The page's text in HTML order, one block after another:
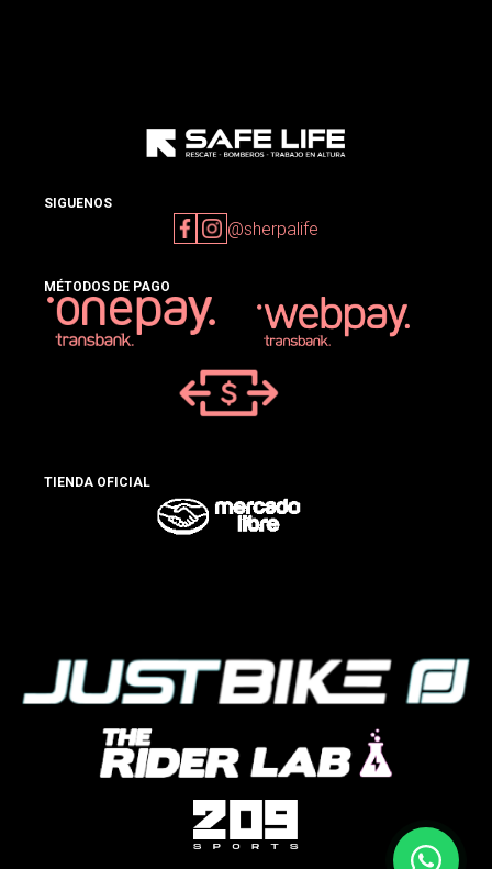
SIGUENOS
@sherpalife
MÉTODOS DE PAGO
TIENDA OFICIAL